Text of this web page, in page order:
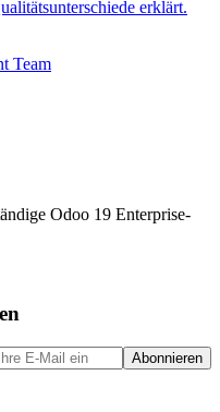
erklärt.
Team
Odoo 19 Enterprise-
Abonnieren